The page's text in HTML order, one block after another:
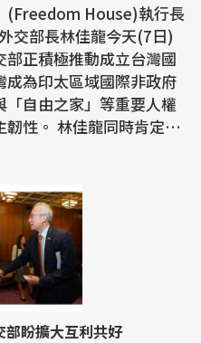
(Freedom House)執行長
交部長林佳龍今天(7日)
正積極推動成立台灣國
為印太區域國際非政府
自由之家」等重要人權
同時肯定
部盼擴大互利共好